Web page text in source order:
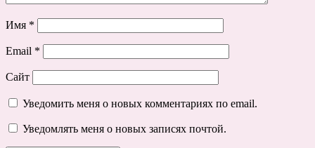
Имя *
Email *
Сайт
Уведомить меня о новых комментариях по email.
Уведомлять меня о новых записях почтой.